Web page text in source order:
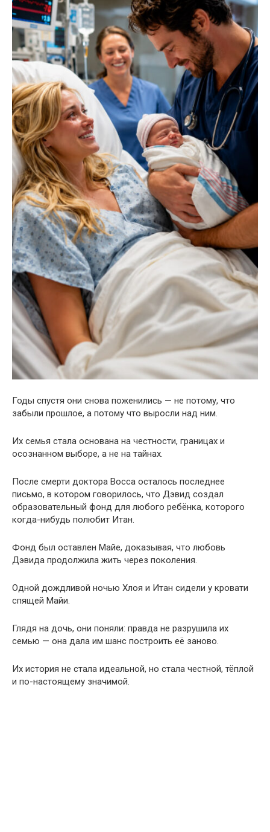
Годы спустя они снова поженились — не потому, что
забыли прошлое, а потому что выросли над ним.
Их семья стала основана на честности, границах и
осознанном выборе, а не на тайнах.
После смерти доктора Восса осталось последнее
письмо, в котором говорилось, что Дэвид создал
образовательный фонд для любого ребёнка, которого
когда-нибудь полюбит Итан.
Фонд был оставлен Майе, доказывая, что любовь
Дэвида продолжила жить через поколения.
Одной дождливой ночью Хлоя и Итан сидели у кровати
спящей Майи.
Глядя на дочь, они поняли: правда не разрушила их
семью — она дала им шанс построить её заново.
Их история не стала идеальной, но стала честной, тёплой
и по-настоящему значимой.